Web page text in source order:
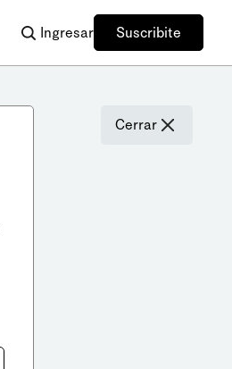
Ingresar Suscribite
Cerrar